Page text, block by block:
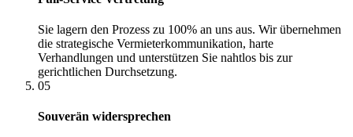
Sie lagern den Prozess zu 100% an uns aus. Wir übernehmen
die strategische Vermieterkommunikation, harte
Verhandlungen und unterstützen Sie nahtlos bis zur
gerichtlichen Durchsetzung.
05
Souverän widersprechen